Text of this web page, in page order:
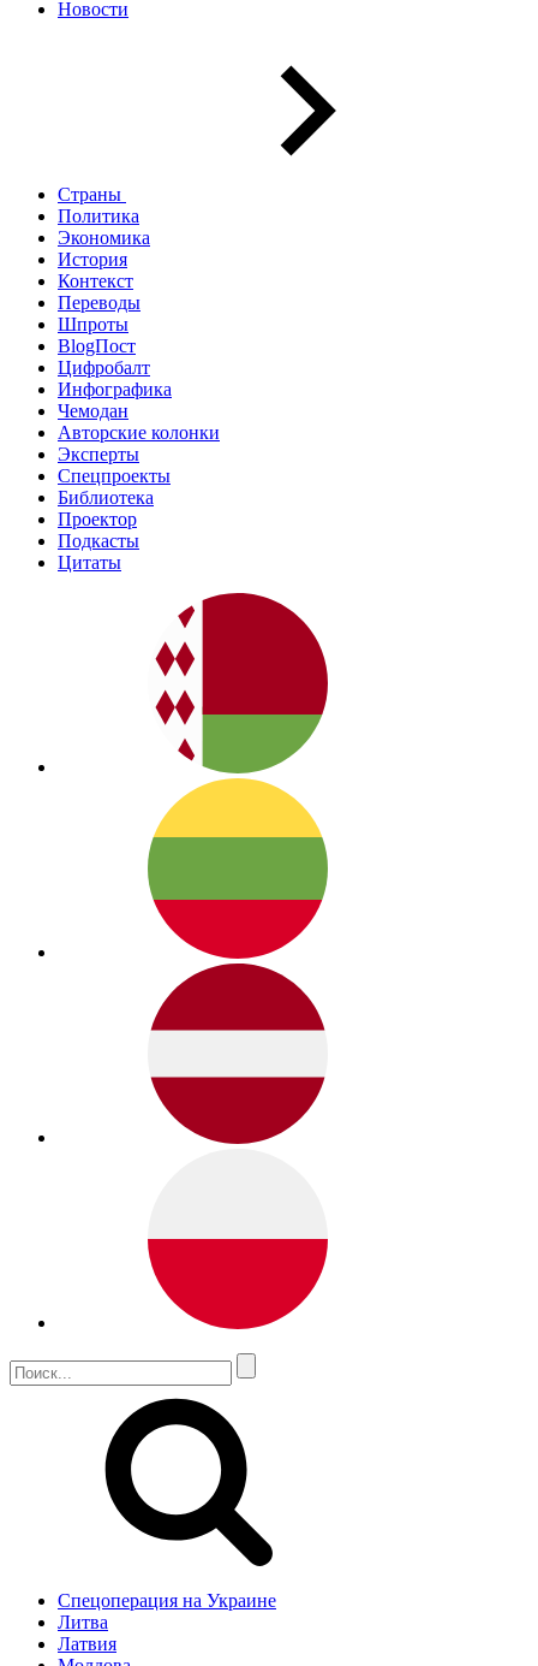
Новости
Страны
Политика
Экономика
История
Контекст
Переводы
Шпроты
BlogПост
Цифробалт
Инфографика
Чемодан
Авторские колонки
Эксперты
Спецпроекты
Библиотека
Проектор
Подкасты
Цитаты
Спецоперация на Украине
Литва
Латвия